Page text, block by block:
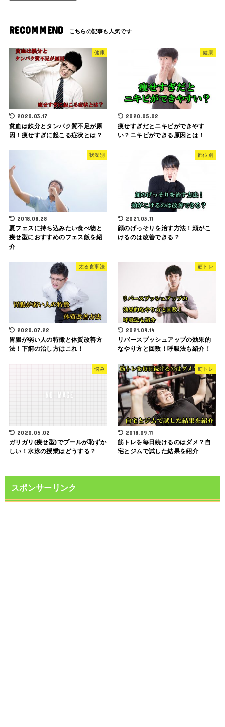
RECOMMEND
健康
2020.03.17
貧血は鉄分とタンパク質不足が原
因！痩せすぎに起こる症状とは？
健康
2020.05.02
痩せすぎだとニキビができやす
い？ニキビができる原因とは！
状況別
2018.08.28
夏フェスに持ち込みたい食べ物と
痩せ型におすすめのフェス飯を紹
介
部位別
2021.03.11
顔のげっそりを治す方法！頬がこ
けるのは改善できる？
太る食事法
2020.07.22
胃腸が弱い人の特徴と体質改善方
法！下痢の治し方はこれ！
筋トレ
2021.09.14
リバースプッシュアップの効果的
なやり方と回数！呼吸法も紹介！
悩み
2020.05.02
ガリガリ(痩せ型)でプールが恥ずか
しい！水泳の授業はどうする？
筋トレ
2018.09.11
筋トレを毎日続けるのはダメ？自
宅とジムで試した結果を紹介
スポンサーリンク